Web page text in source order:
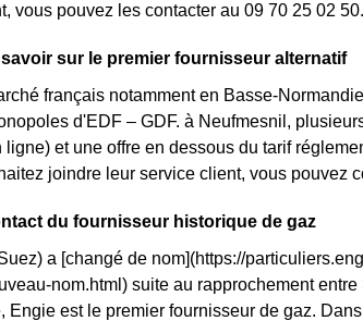
vous pouvez les contacter au 09 70 25 02 50.
sur le premier fournisseur alternatif
français notamment en Basse-
d'EDF – GDF. à Neufmesnil,
et une offre en dessous du tarif
joindre leur service client, vous pouvez
du fournisseur historique de gaz
a [changé de nom](https://
nom.html) suite au rapprochement
Engie est le premier fournisseur de gaz.